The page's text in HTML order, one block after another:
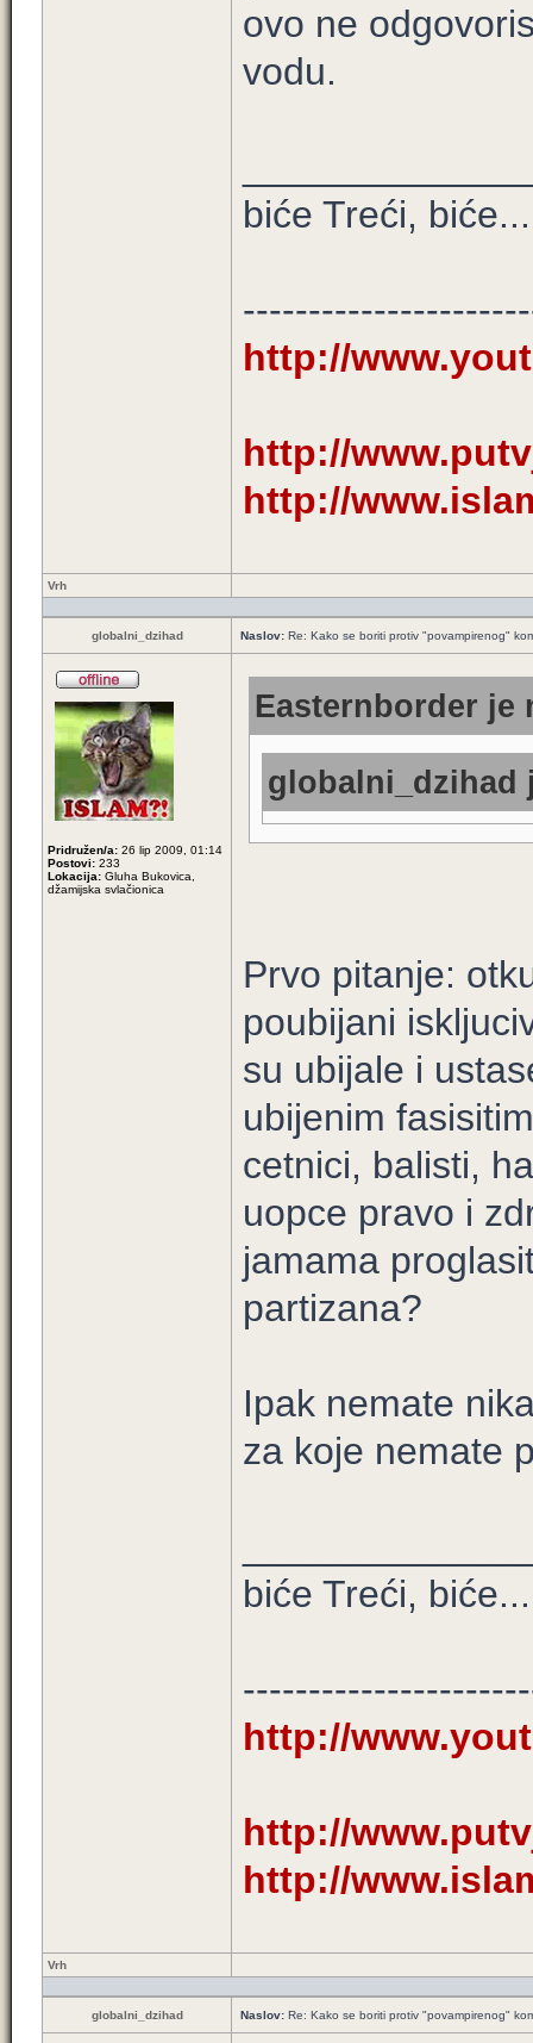
ovo ne
vodu.
biće Treći, biće...
http://
http://
http://
Vrh
globalni_dzihad Naslov: Re: Kako se boriti protiv "povampirenog"
Pridružen/a: 26 lip 2009, 01:14
Postovi: 233
Lokacija: Gluha Bukovica,
džamijska svlačionica
Easternborder je
globalni_dzihad
Prvo pitanje:
poubijani
su ubijale i
ubijenim
cetnici, balisti,
uopce pravo i
jamama
partizana?
Ipak nemate
za koje nemate
biće Treći, biće...
http://
http://
http://
Vrh
globalni_dzihad Naslov: Re: Kako se boriti protiv "povampirenog"